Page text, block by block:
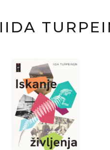
IIDA